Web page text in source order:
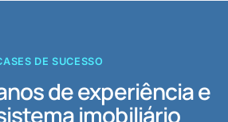
DE SUCESSO
de experiência e
imobiliário